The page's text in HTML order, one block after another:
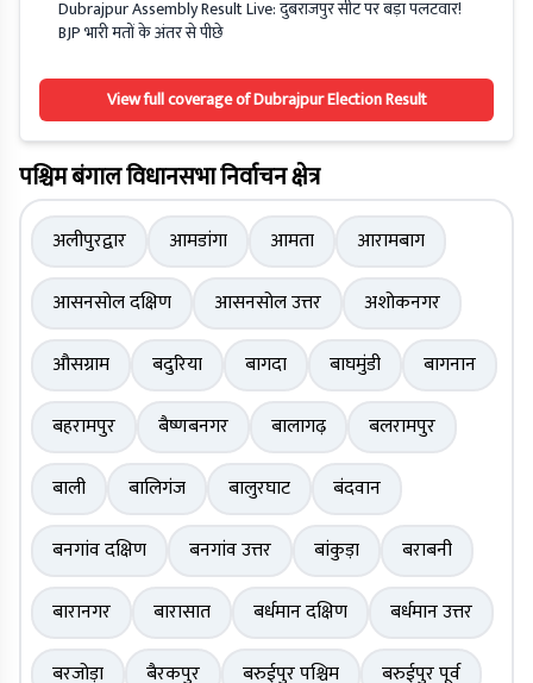
Dubrajpur Assembly Result Live: दुबराजपुर सीट पर बड़ा पलटवार!
BJP भारी मतों के अंतर से पीछे
View full coverage of Dubrajpur Election Result
पश्चिम बंगाल विधानसभा निर्वाचन क्षेत्र
अलीपुरद्वार आमडांगा आमता
आरामबाग
आसनसोल दक्षिण
आसनसोल उत्तर
अशोकनगर
औसग्राम
बदुरिया बागदा बाघमुंडी
बागनान
बहरामपुर
बैष्णबनगर बालागढ़
बलरामपुर
बाली
बालिगंज बालुरघाट
बंदवान
बनगांव दक्षिण
बनगांव उत्तर बांकुड़ा
बराबनी
बारानगर
बारासात बर्धमान दक्षिण
बर्धमान उत्तर
बरजोड़ा
बैरकपुर बरुईपुर पश्चिम
बरुईपुर पूर्व